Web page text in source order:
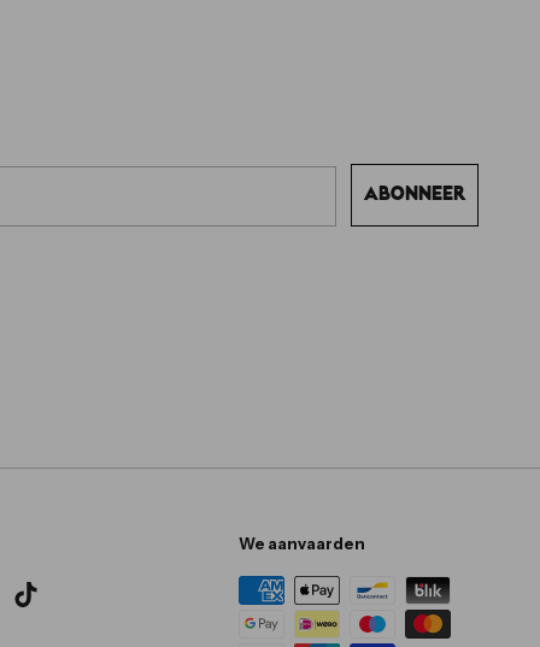
ABONNEER
TikTok
We aanvaarden